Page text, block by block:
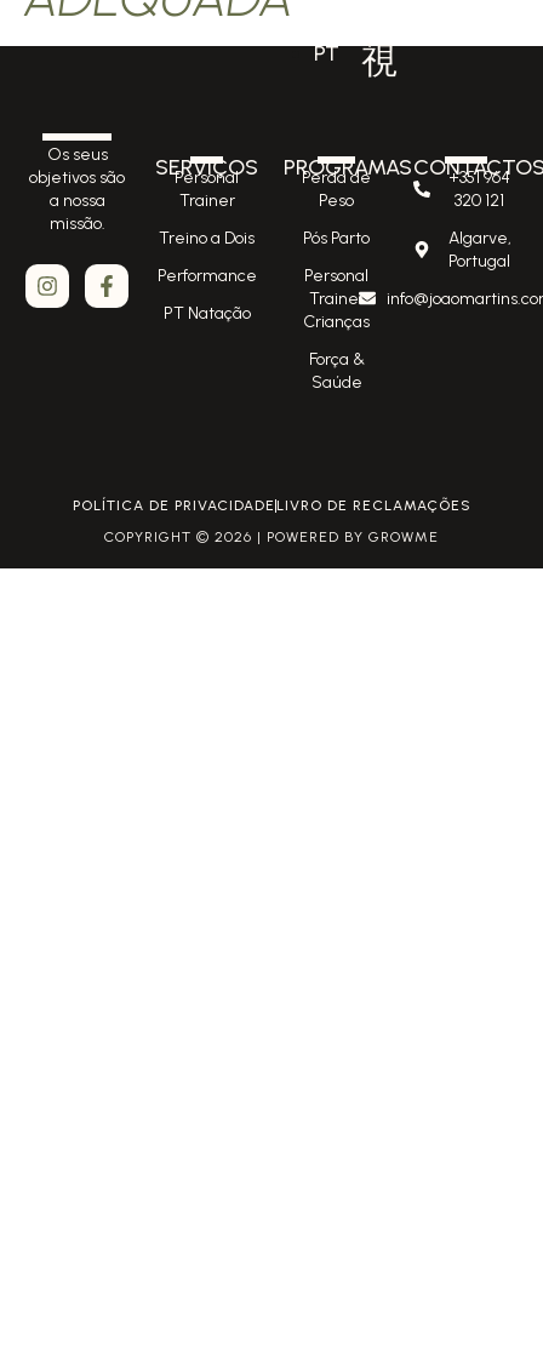
PT
Os seus
objetivos são
a nossa
missão.
SERVIÇOS
Personal
Trainer
Treino a Dois
Performance
PT Natação
PROGRAMAS
Perda de
Peso
Pós Parto
Personal
Trainer
Crianças
Força &
Saúde
+351 964
320 121
Algarve,
Portugal
POLÍTICA DE PRIVACIDADE LIVRO DE RECLAMAÇÕES
COPYRIGHT © 2026 | POWERED BY GROWME